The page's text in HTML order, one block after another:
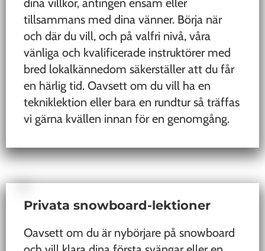
tillsammans med dina vänner. Börja när
och där du vill, och på valfri nivå, våra
vänliga och kvalificerade instruktörer med
bred lokalkännedom säkerställer att du får
en härlig tid. Oavsett om du vill ha en
tekniklektion eller bara en rundtur så träffas
vi gärna kvällen innan för en genomgång.
Privata snowboard-lektioner
Oavsett om du är nybörjare på snowboard